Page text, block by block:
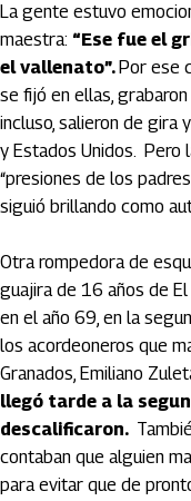
La gente estuvo
maestra: “Ese fue el
el vallenato”.Por ese
se fijó en ellas,
incluso, salieron de gira
y Estados Unidos. Pero
“presiones de los
siguió brillando como
Otra rompedora de
guajira de 16 años de El
en el año 69, en la
los acordeoneros que
Granados, Emiliano
llegó tarde a la
descalificaron.
contaban que alguien
para evitar que de